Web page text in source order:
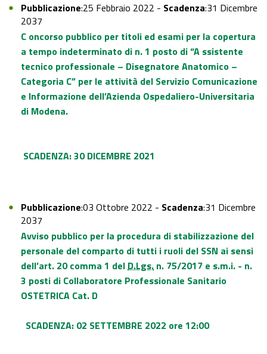
Pubblicazione:25 Febbraio 2022 - Scadenza:31 Dicembre
2037
C oncorso pubblico per titoli ed esami per la copertura
a tempo indeterminato di n. 1 posto di “A ssistente
tecnico professionale – Disegnatore Anatomico –
Categoria C” per le attività del Servizio Comunicazione
e Informazione dell’Azienda Ospedaliero-Universitaria
di Modena.
SCADENZA: 30 DICEMBRE 2021
Pubblicazione:03 Ottobre 2022 - Scadenza:31 Dicembre
2037
Avviso pubblico per la procedura di stabilizzazione del
personale del comparto di tutti i ruoli del SSN ai sensi
dell’art. 20 comma 1 delD.Lgs. n. 75/2017 e s.m.i. - n.
3 posti di Collaboratore Professionale Sanitario
OSTETRICA Cat. D
SCADENZA: 02 SETTEMBRE 2022 ore 12:00